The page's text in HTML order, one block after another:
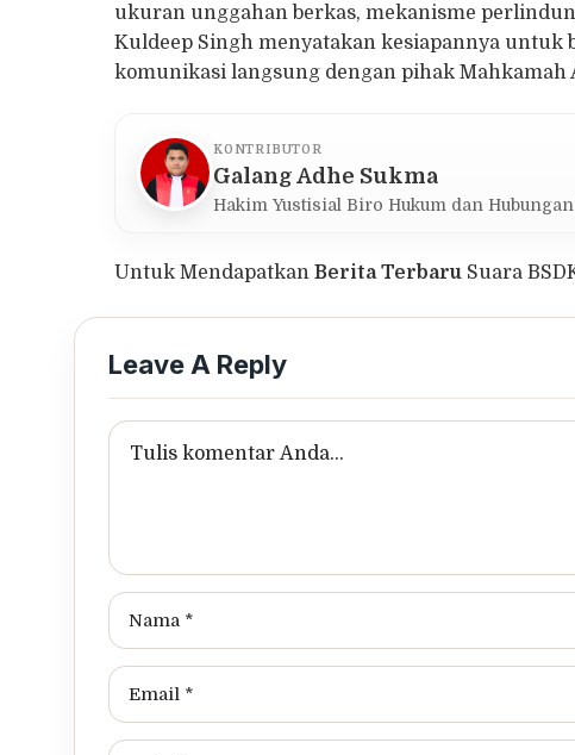
ukuran unggahan berkas, mekanisme
Kuldeep Singh menyatakan kesiapannya
komunikasi langsung dengan pihak Mahkamah
KONTRIBUTOR
Galang Adhe Sukma
Hakim Yustisial Biro Hukum dan
Untuk MendapatkanBerita Terbaru Suara
Leave A Reply